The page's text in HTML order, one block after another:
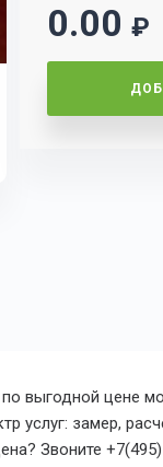
0.00 ₽
по выгодной цене
услуг: замер,
Звоните